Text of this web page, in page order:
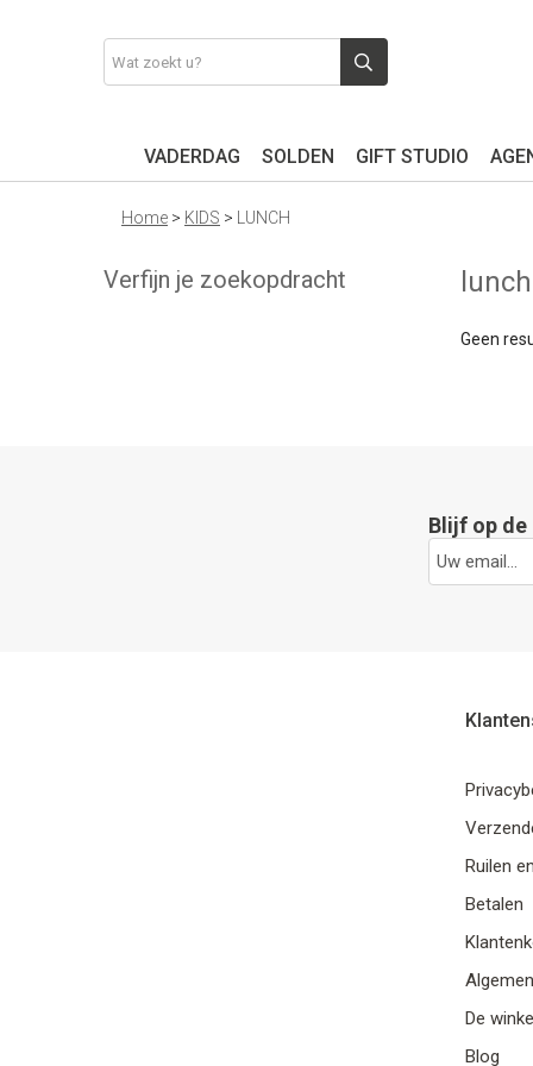
VADERDAG SOLDEN GIFT STUDIO
Home > KIDS > LUNCH
Verfijn je zoekopdracht
Geen
Blijf op
Ruilen
Betalen
De
Blog